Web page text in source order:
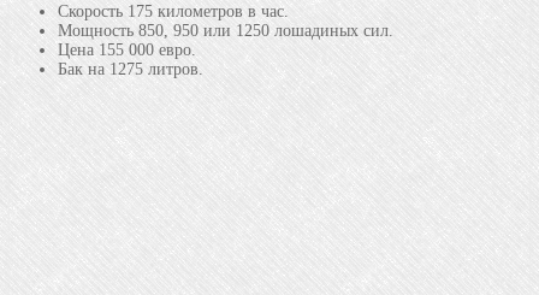
Скорость 175 километров в час.
Мощность 850, 950 или 1250 лошадиных сил.
Цена 155 000 евро.
Бак на 1275 литров.